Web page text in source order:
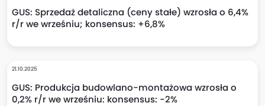
GUS: Sprzedaż detaliczna (ceny stałe) wzrosła o 6,4%
r/r we wrześniu; konsensus: +6,8%
21.10.2025
GUS: Produkcja budowlano-montażowa wzrosła o
0,2% r/r we wrześniu: konsensus: -2%